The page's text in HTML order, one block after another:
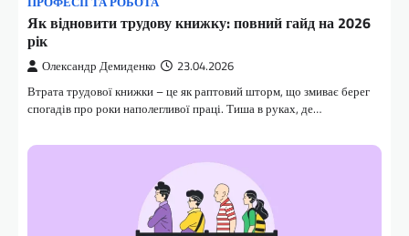
Як відновити трудову книжку: повний гайд на 2026
рік
Олександр Демиденко 23.04.2026
Втрата трудової книжки – це як раптовий шторм, що змиває берег
спогадів про роки наполегливої праці. Тиша в руках, де…